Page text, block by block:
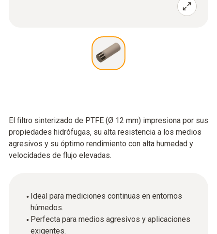
El filtro sinterizado de PTFE (Ø 12 mm) impresiona por sus
propiedades hidrófugas, su alta resistencia a los medios
agresivos y su óptimo rendimiento con alta humedad y
velocidades de flujo elevadas.
Ideal para mediciones continuas en entornos
húmedos.
Perfecta para medios agresivos y aplicaciones
exigentes.